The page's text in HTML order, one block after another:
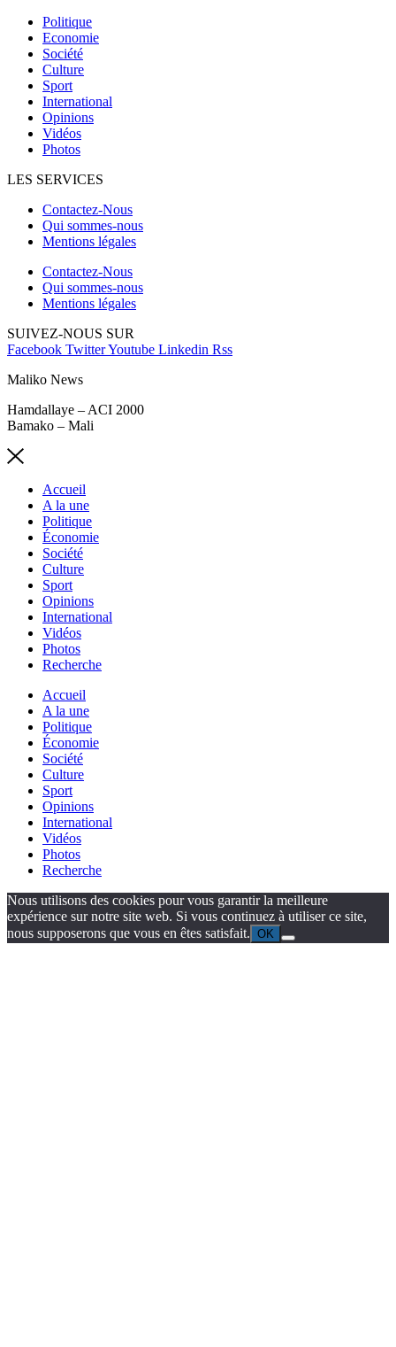
Politique
Economie
Société
Culture
Sport
International
Opinions
Vidéos
Photos
LES SERVICES
Contactez-Nous
Qui sommes-nous
Mentions légales
Contactez-Nous
Qui sommes-nous
Mentions légales
SUIVEZ-NOUS SUR
Facebook TwitterYoutube Linkedin Rss
Maliko News
Hamdallaye – ACI 2000
Bamako – Mali
Accueil
A la une
Politique
Économie
Société
Culture
Sport
Opinions
International
Vidéos
Photos
Recherche
Accueil
A la une
Politique
Économie
Société
Culture
Sport
Opinions
International
Vidéos
Photos
Recherche
Nous utilisons des cookies pour vous garantir la meilleure
expérience sur notre site web. Si vous continuez à utiliser ce site,
nous supposerons que vous en êtes satisfait. OK